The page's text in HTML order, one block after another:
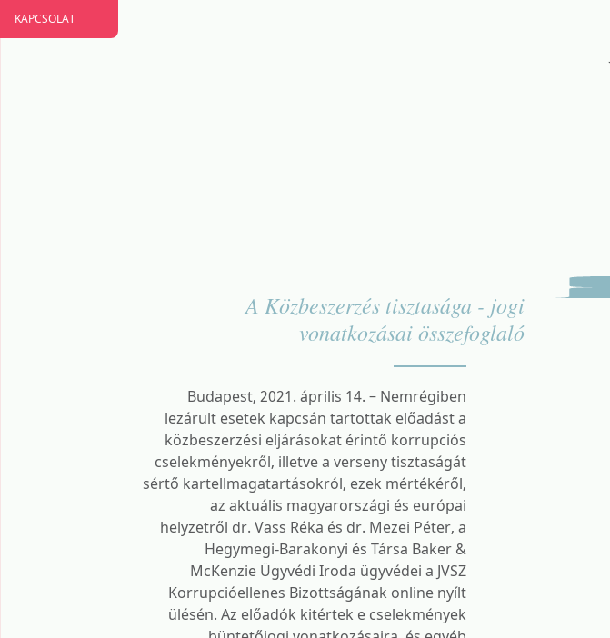
A Közbeszerzés tisztasága - jogi
vonatkozásai összefoglaló
Budapest, 2021. április 14. – Nemrégiben
lezárult esetek kapcsán tartottak előadást a
közbeszerzési eljárásokat érintő korrupciós
cselekményekről, illetve a verseny tisztaságát
sértő kartellmagatartásokról, ezek mértékéről,
az aktuális magyarországi és európai
helyzetről dr. Vass Réka és dr. Mezei Péter, a
Hegymegi-Barakonyi és Társa Baker &
McKenzie Ügyvédi Iroda ügyvédei a JVSZ
Korrupcióellenes Bizottságának online nyílt
ülésén. Az előadók kitértek e cselekmények
KAPCSOLAT